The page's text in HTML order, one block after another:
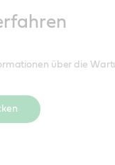
über die